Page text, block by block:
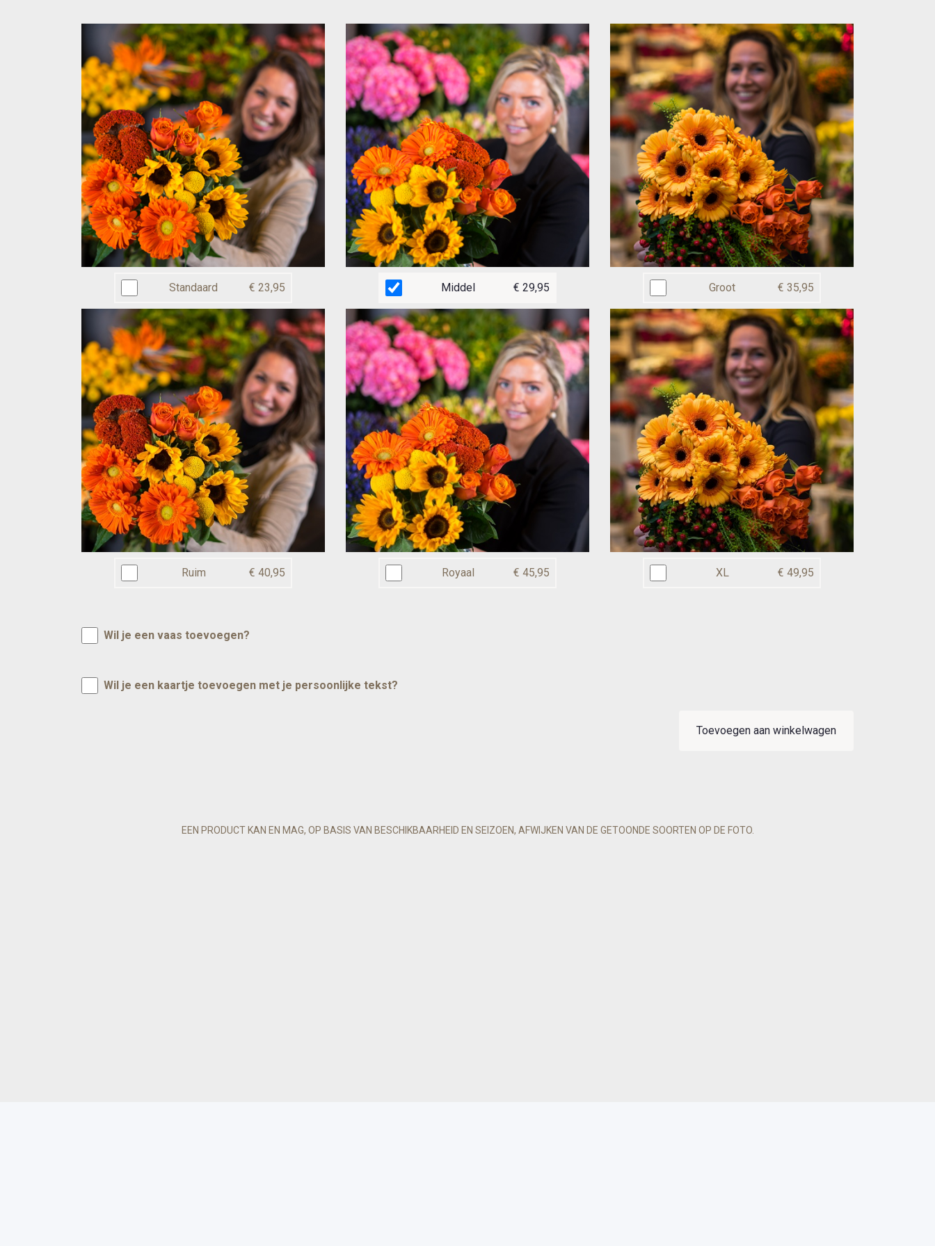
Standaard € 23,95 Middel € 29,95 Groot € 35,95
Ruim € 40,95 Royaal € 45,95 XL € 49,95
Wil je een vaas toevoegen?
Wil je een kaartje toevoegen met je persoonlijke tekst?
Toevoegen aan winkelwagen
EEN PRODUCT KAN EN MAG, OP BASIS VAN BESCHIKBAARHEID EN SEIZOEN, AFWIJKEN VAN DE GETOONDE SOORTEN OP DE FOTO.